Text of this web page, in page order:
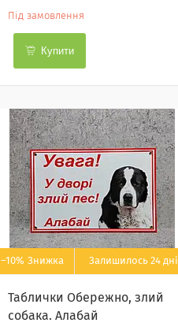
Під замовлення
Купити
–10% Залишилось 24 дні
Таблички Обережно, злий
собака. Алабай